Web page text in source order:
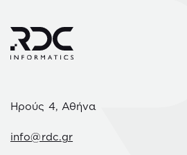
Ηρούς 4, Αθήνα
info@rdc.gr